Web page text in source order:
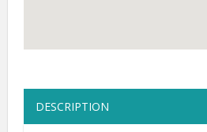
DESCRIPTION